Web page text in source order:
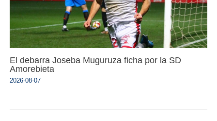
El debarra Joseba Muguruza ficha por la SD
Amorebieta
2026-08-07